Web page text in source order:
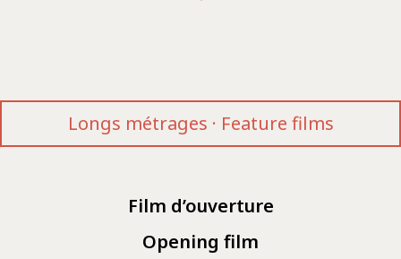
Longs métrages · Feature films
Film d’ouverture
Opening film